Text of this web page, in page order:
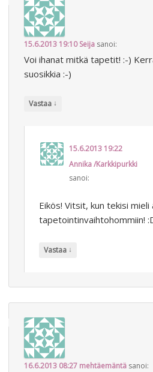
15.6.2013 19:10 Seija sanoi:
Voi ihanat mitkä tapetit! :-)
suosikkia :-)
Vastaa ↓
15.6.2013 19:22
Annika /Karkkipurkki
sanoi:
Eikös! Vitsit, kun tekisi mieli
tapetointinvaihtohommiin!
Vastaa ↓
16.6.2013 08:27 mehtäemäntä sanoi: